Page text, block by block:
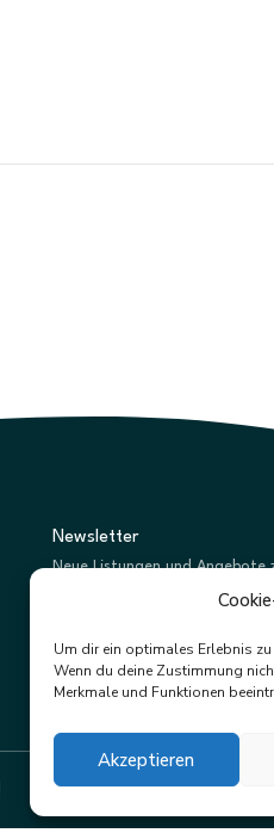
Um dir ein optimales Erlebnis
Wenn du deine Zustimmung
Merkmale und Funktionen
Akzeptieren
Newsletter
Neue Listungen und Angebote